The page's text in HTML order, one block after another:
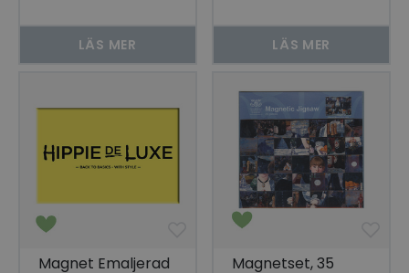
LÄS MER LÄS MER
Magnet Emaljerad
Magnetset, 35